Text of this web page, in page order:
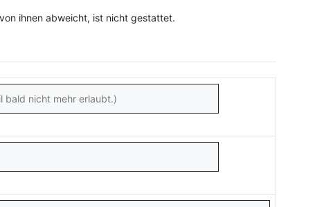
ihnen abweicht, ist nicht gestattet.